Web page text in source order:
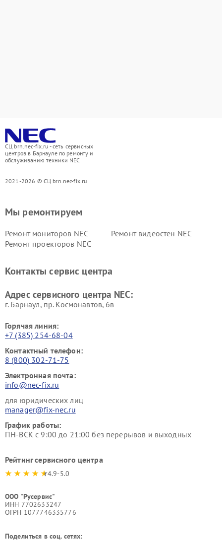
СЦ brn.nec-fix.ru - сеть сервисных
центров в Барнауле по ремонту и
обслуживанию техники NEC
2021-2026 © СЦ brn.nec-fix.ru
Мы ремонтируем
Ремонт мониторов NEC
Ремонт видеостен NEC
Ремонт проекторов NEC
Контакты сервис центра
Адрес сервисного центра NEC:
г. Барнаул, ​пр. Космонавтов, 6в
Горячая линия:
+7 (385) 254-68-04
Контактный телефон:
8 (800) 302-71-75
Электронная почта:
info@nec-fix.ru
для юридических лиц
manager@fix-nec.ru
График работы:
ПН-ВСК с 9:00 до 21:00 без перерывов и выходных
Рейтинг сервисного центра
4.9-5.0
ООО "Русервис"
ИНН 7702633247
ОГРН 1077746335776
Поделиться в соц. сетях: